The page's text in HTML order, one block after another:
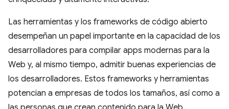
Las herramientas y los frameworks de código abierto
desempeñan un papel importante en la capacidad de los
desarrolladores para compilar apps modernas para la
Web y, al mismo tiempo, admitir buenas experiencias de
los desarrolladores. Estos frameworks y herramientas
potencian a empresas de todos los tamaños, así como a